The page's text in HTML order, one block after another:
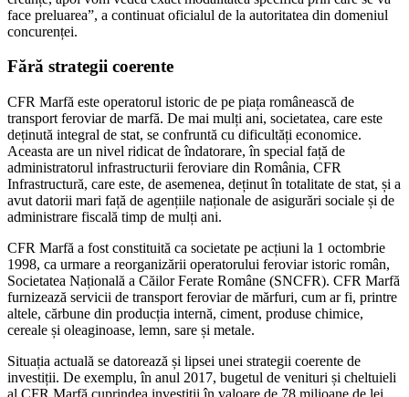
face preluarea”, a continuat oficialul de la autoritatea din domeniul
concurenței.
Fără strategii coerente
CFR Marfă este operatorul istoric de pe piața românească de
transport feroviar de marfă. De mai mulți ani, societatea, care este
deținută integral de stat, se confruntă cu dificultăți economice.
Aceasta are un nivel ridicat de îndatorare, în special față de
administratorul infrastructurii feroviare din România, CFR
Infrastructură, care este, de asemenea, deținut în totalitate de stat, și a
avut datorii mari față de agențiile naționale de asigurări sociale și de
administrare fiscală timp de mulți ani.
CFR Marfă a fost constituită ca societate pe acțiuni la 1 octombrie
1998, ca urmare a reorganizării operatorului feroviar istoric român,
Societatea Națională a Căilor Ferate Române (SNCFR). CFR Marfă
furnizează servicii de transport feroviar de mărfuri, cum ar fi, printre
altele, cărbune din producția internă, ciment, produse chimice,
cereale și oleaginoase, lemn, sare și metale.
Situația actuală se datorează și lipsei unei strategii coerente de
investiții. De exemplu, în anul 2017, bugetul de venituri și cheltuieli
al CFR Marfă cuprindea investiții în valoare de 78 milioane de lei,